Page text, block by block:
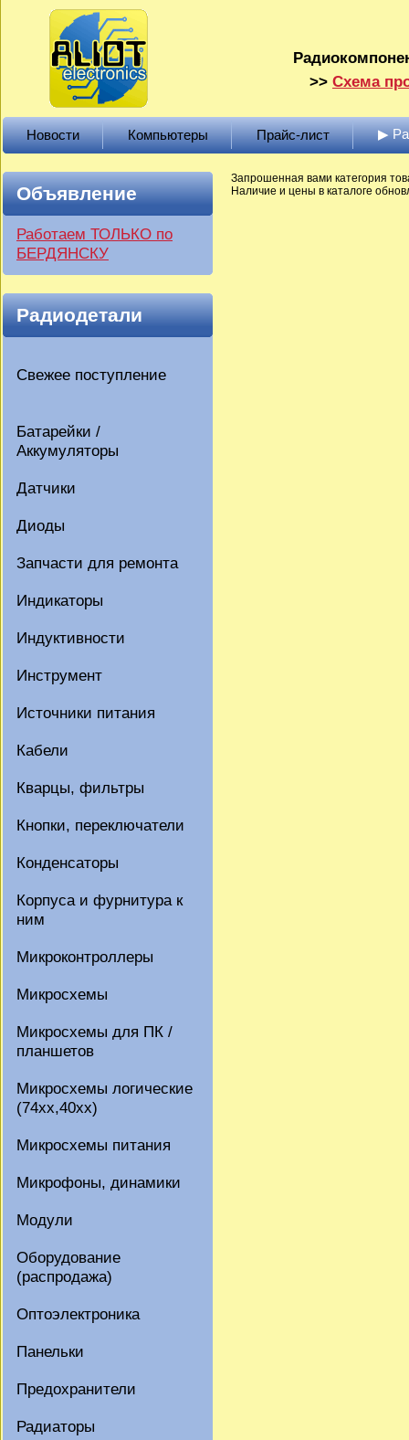
>> Схема
Новости Компьютеры Прайс-лист ▶
Объявление
Работаем ТОЛЬКО по
БЕРДЯНСКУ
Радиодетали
Свежее поступление
Батарейки /
Аккумуляторы
Датчики
Диоды
Запчасти для ремонта
Индикаторы
Индуктивности
Инструмент
Источники питания
Кабели
Кварцы, фильтры
Кнопки, переключатели
Конденсаторы
Корпуса и фурнитура к
ним
Микроконтроллеры
Микросхемы
Микросхемы для ПК /
планшетов
Микросхемы логические
(74xx,40xx)
Микросхемы питания
Микрофоны, динамики
Модули
Оборудование
(распродажа)
Оптоэлектроника
Панельки
Предохранители
Радиаторы
Запрошенная вами категория
Наличие и цены в каталоге